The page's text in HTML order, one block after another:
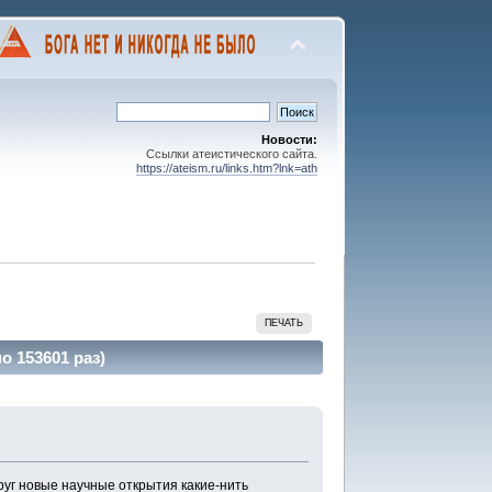
Новости:
Ссылки атеистического сайта.
https://ateism.ru/links.htm?lnk=ath
ПЕЧАТЬ
153601 раз)
новые научные открытия какие-нить